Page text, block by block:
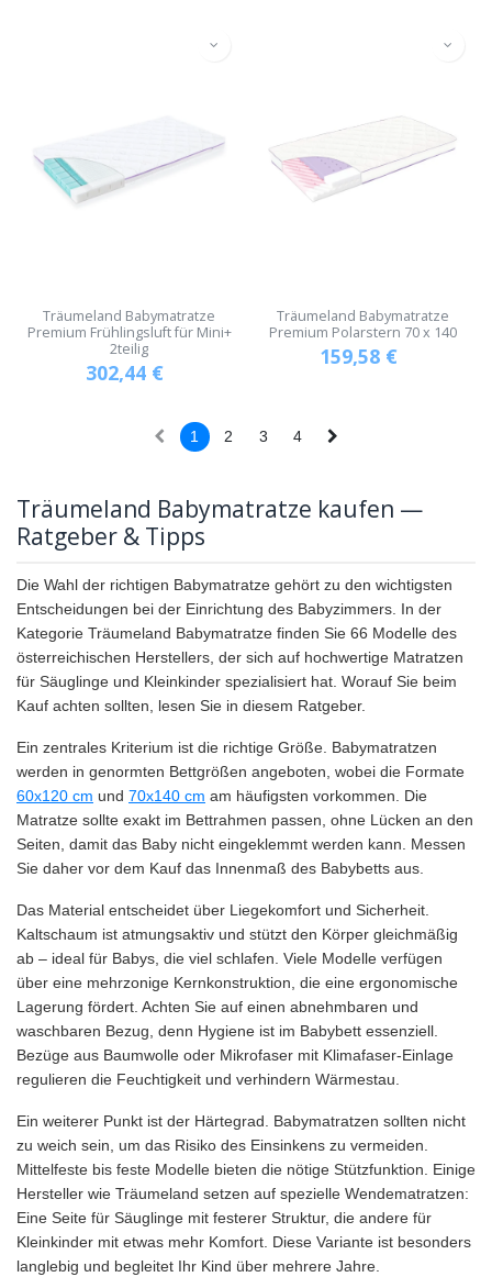
Träumeland Babymatratze
Premium Frühlingsluft für Mini+
2teilig
302,44 €
Träumeland Babymatratze
Premium Polarstern 70 x 140
159,58 €
1 2 3 4
Träumeland Babymatratze kaufen —
Ratgeber & Tipps
Die Wahl der richtigen Babymatratze gehört zu den wichtigsten
Entscheidungen bei der Einrichtung des Babyzimmers. In der
Kategorie Träumeland Babymatratze finden Sie 66 Modelle des
österreichischen Herstellers, der sich auf hochwertige Matratzen
für Säuglinge und Kleinkinder spezialisiert hat. Worauf Sie beim
Kauf achten sollten, lesen Sie in diesem Ratgeber.
Ein zentrales Kriterium ist die richtige Größe. Babymatratzen
werden in genormten Bettgrößen angeboten, wobei die Formate
60x120 cm und 70x140 cm am häufigsten vorkommen. Die
Matratze sollte exakt im Bettrahmen passen, ohne Lücken an den
Seiten, damit das Baby nicht eingeklemmt werden kann. Messen
Sie daher vor dem Kauf das Innenmaß des Babybetts aus.
Das Material entscheidet über Liegekomfort und Sicherheit.
Kaltschaum ist atmungsaktiv und stützt den Körper gleichmäßig
ab – ideal für Babys, die viel schlafen. Viele Modelle verfügen
über eine mehrzonige Kernkonstruktion, die eine ergonomische
Lagerung fördert. Achten Sie auf einen abnehmbaren und
waschbaren Bezug, denn Hygiene ist im Babybett essenziell.
Bezüge aus Baumwolle oder Mikrofaser mit Klimafaser-Einlage
regulieren die Feuchtigkeit und verhindern Wärmestau.
Ein weiterer Punkt ist der Härtegrad. Babymatratzen sollten nicht
zu weich sein, um das Risiko des Einsinkens zu vermeiden.
Mittelfeste bis feste Modelle bieten die nötige Stützfunktion. Einige
Hersteller wie Träumeland setzen auf spezielle Wendematratzen:
Eine Seite für Säuglinge mit festerer Struktur, die andere für
Kleinkinder mit etwas mehr Komfort. Diese Variante ist besonders
langlebig und begleitet Ihr Kind über mehrere Jahre.